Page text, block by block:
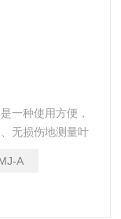
一种使用方便，
无损伤地测量叶
业等部分。
A